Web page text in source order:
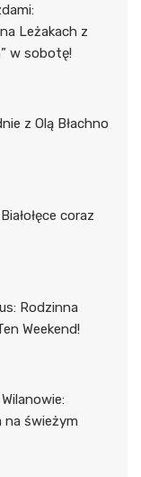
Leżakach z
w sobotę!
z Olą Błachno
coraz
Rodzinna
Weekend!
na świeżym